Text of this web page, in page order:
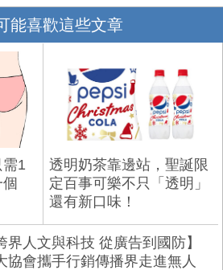
能喜歡這些文章
1
透明奶茶靠邊站，聖誕限
定百事可樂不只「透明」
還有新口味！
界人文與科技 從廣告到國防】
協會攜手行銷傳播界走進無人